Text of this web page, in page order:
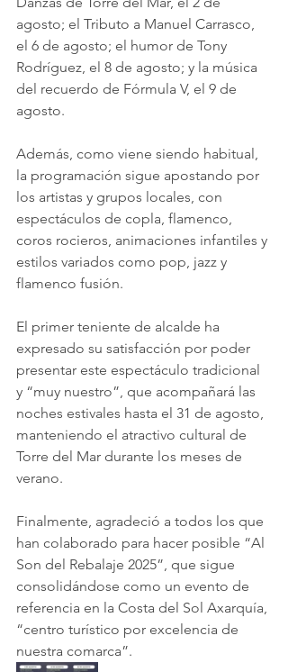
agosto; el Tributo a Manuel Carrasco,
el 6 de agosto; el humor de Tony
Rodríguez, el 8 de agosto; y la música
del recuerdo de Fórmula V, el 9 de
agosto.
Además, como viene siendo habitual,
la programación sigue apostando por
los artistas y grupos locales, con
espectáculos de copla, flamenco,
coros rocieros, animaciones infantiles y
estilos variados como pop, jazz y
flamenco fusión.
El primer teniente de alcalde ha
expresado su satisfacción por poder
presentar este espectáculo tradicional
y “muy nuestro”, que acompañará las
noches estivales hasta el 31 de agosto,
manteniendo el atractivo cultural de
Torre del Mar durante los meses de
verano.
Finalmente, agradeció a todos los que
han colaborado para hacer posible “Al
Son del Rebalaje 2025”, que sigue
consolidándose como un evento de
referencia en la Costa del Sol Axarquía,
“centro turístico por excelencia de
nuestra comarca”.